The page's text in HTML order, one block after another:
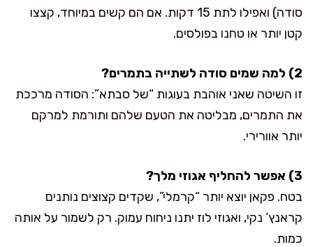
סודה) ואפילו לתת 15 דקות. אם הם קשים במיוחד, קצצו
קטן יותר או טחנו בפולסים.
2) למה שמים סודה לשתייה בתמרים?
זו השיטה שאני אוהבת בעוגות “של סבתא”: הסודה מרככת
את התמרים, מבליטה את הטעם שלהם ותורמת למרקם
יותר אוורירי.
3) אפשר להחליף אגוזי מלך?
בטח. פקאן יוצא יותר “קרמלי”, שקדים קצוצים נותנים
קראנץ’ נקי, ואגוזי לוז יתנו ניחוח עמוק. רק לשמור על אותה
כמות.